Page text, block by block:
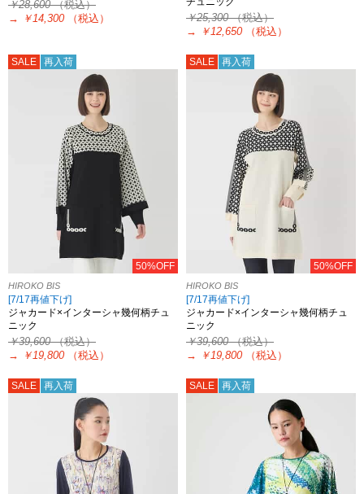
￥28,600（税込）
→
￥14,300 （税込） ￥25,300（税込）
→
￥12,650 （税込）
SALE 再入荷
50%OFF
HIROKO BIS
[7/17再値下げ]
ジャカード×インターシャ幾何柄チュ
ニック
￥39,600（税込）
→
￥19,800 （税込）
SALE 再入荷
50%OFF
HIROKO BIS
[7/17再値下げ]
ジャカード×インターシャ幾何柄チュ
ニック
￥39,600（税込）
→
￥19,800 （税込）
SALE 再入荷 SALE 再入荷